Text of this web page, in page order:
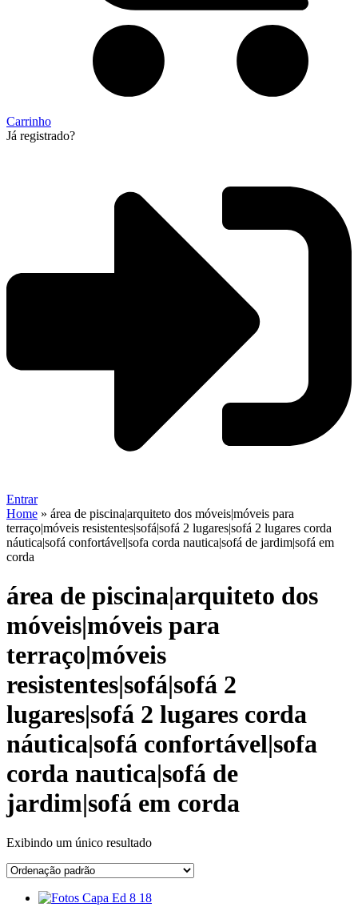
Carrinho
Já registrado?
Entrar
Home » área de piscina|arquiteto dos móveis|móveis para
terraço|móveis resistentes|sofá|sofá 2 lugares|sofá 2 lugares corda
náutica|sofá confortável|sofa corda nautica|sofá de jardim|sofá em
corda
área de piscina|arquiteto dos
móveis|móveis para
terraço|móveis
resistentes|sofá|sofá 2
lugares|sofá 2 lugares corda
náutica|sofá confortável|sofa
corda nautica|sofá de
jardim|sofá em corda
Exibindo um único resultado